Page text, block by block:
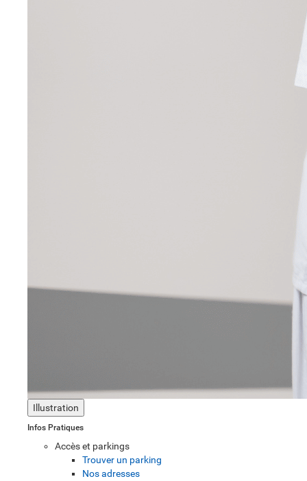
Illustration
Infos Pratiques
Accès et parkings
Trouver un parking
Nos adresses